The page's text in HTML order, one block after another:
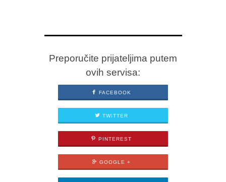
Preporučite prijateljima putem
ovih servisa:
FACEBOOK
TWITTER
PINTEREST
GOOGLE +